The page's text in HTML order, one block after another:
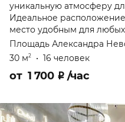
уникальную атмосферу
Идеальное
место удобным для
Площадь Александра
30 м2 • 16 человек
от 1 700 ₽ /час